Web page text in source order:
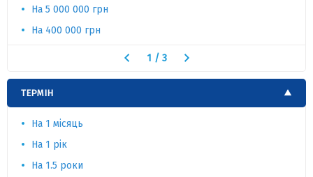
На 5 000 000 грн
На 400 000 грн
1 / 3
ТЕРМІН
На 1 місяць
На 1 рік
На 1.5 роки